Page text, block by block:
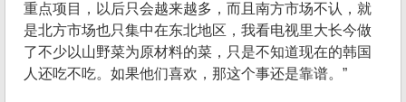
重点项目，以后只会越来越多，而且南方市场不认，就
是北方市场也只集中在东北地区，我看电视里大长今做
了不少以山野菜为原材料的菜，只是不知道现在的韩国
人还吃不吃。如果他们喜欢，那这个事还是靠谱。”